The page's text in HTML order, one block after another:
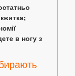
в ногу з